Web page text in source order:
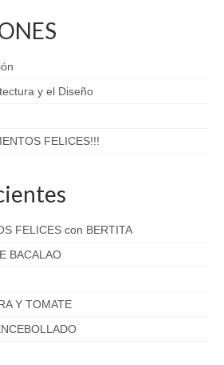
y el Diseño
FELICES!!!
FELICES con BERTITA
BACALAO
Y TOMATE